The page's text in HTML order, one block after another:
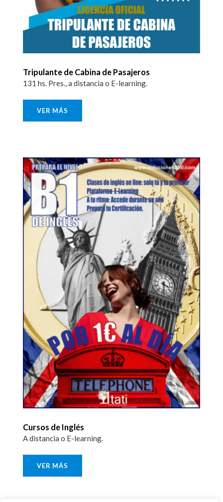
Tripulante de Cabina de Pasajeros
131 hs. Pres., a distancia o E-learning.
VER MÁS
Cursos de Inglés
A distancia o E-learning.
VER MÁS